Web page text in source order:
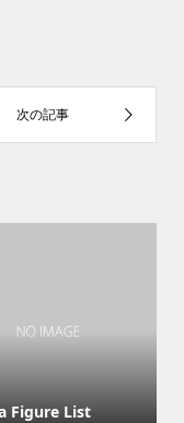
Figure List